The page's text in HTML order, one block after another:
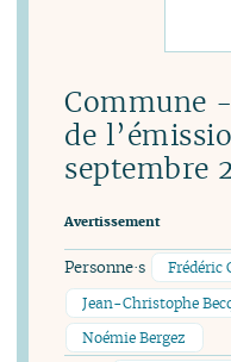
Commune
de
septembre
Avertissement
Personne·s
Frédéric
Jean-Christophe
Noémie Bergez